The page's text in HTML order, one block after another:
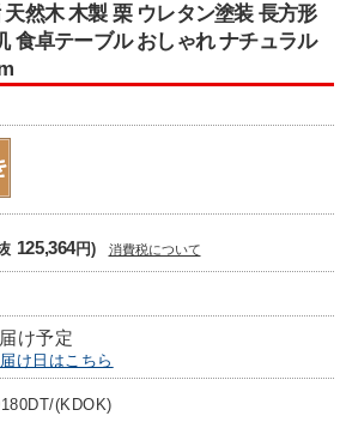
然木 木製 栗 ウレタン塗装 長方形
食卓テーブル おしゃれ ナチュラル
125,364円) 消費税について
け予定
け日はこちら
(KDOK)